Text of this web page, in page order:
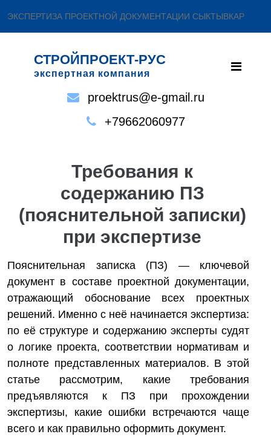
ЭКСПЕРТИЗА ПРОЕКТНОЙ ДОКУМЕНТАЦИИ СЫКТЫВКАР
СТРОЙПРОЕКТ-РУС
экспертная компания
proektrus@e-gmail.ru
+79662060977
Требования к
содержанию ПЗ
(пояснительной записки)
при экспертизе
Пояснительная записка (ПЗ) — ключевой
документ в составе проектной документации,
отражающий обоснование всех проектных
решений. Именно с неё начинается экспертиза:
по её структуре и содержанию эксперты судят
о логике проекта, соответствии нормативам и
полноте представленных материалов. В этой
статье рассмотрим, какие требования
предъявляются к ПЗ при прохождении
экспертизы, какие ошибки встречаются чаще
всего и как правильно оформить документ.